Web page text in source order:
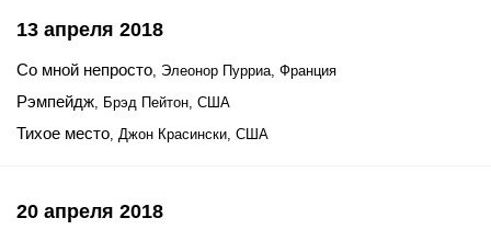
13 апреля 2018
Со мной непросто, Элеонор Пурриа, Франция
Рэмпейдж, Брэд Пейтон, США
Тихое место, Джон Красински, США
20 апреля 2018